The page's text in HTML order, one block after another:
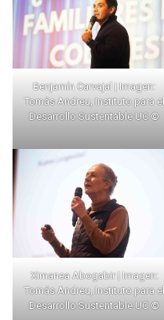
Benjamín Carvajal | Imagen:
Tomás Andreu, Instituto para el
Desarrollo Sustentable UC©
Ximanea Abogabir | Imagen:
Tomás Andreu, Instituto para el
Desarrollo Sustentable UC©